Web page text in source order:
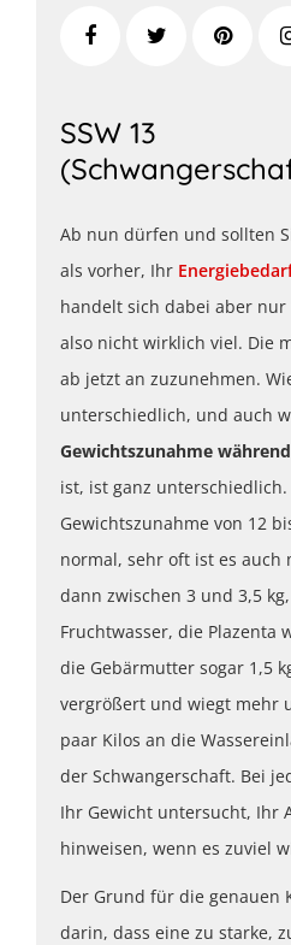
SSW 13
Ab nun dürfen und sollten
als vorher, Ihr
handelt sich dabei aber nur
also nicht wirklich viel. Die
ab jetzt an zuzunehmen.
unterschiedlich, und auch
Gewichtszunahme
ist, ist ganz unterschiedlich.
Gewichtszunahme von 12
normal, sehr oft ist es auch
dann zwischen 3 und 3,5
Fruchtwasser, die Plazenta
die Gebärmutter sogar 1,5
vergrößert und wiegt mehr
paar Kilos an die
der Schwangerschaft. Bei
Ihr Gewicht untersucht, Ihr
hinweisen, wenn es zuviel
Der Grund für die genauen
darin, dass eine zu starke,